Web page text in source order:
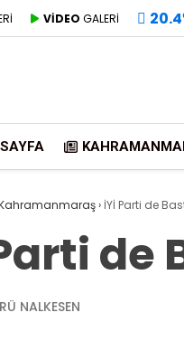
VİDEO GALERİ 20.4
› İYİ Parti de
de
NALKESEN